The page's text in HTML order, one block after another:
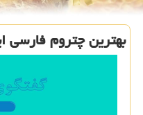
بهترین چتروم فارسی